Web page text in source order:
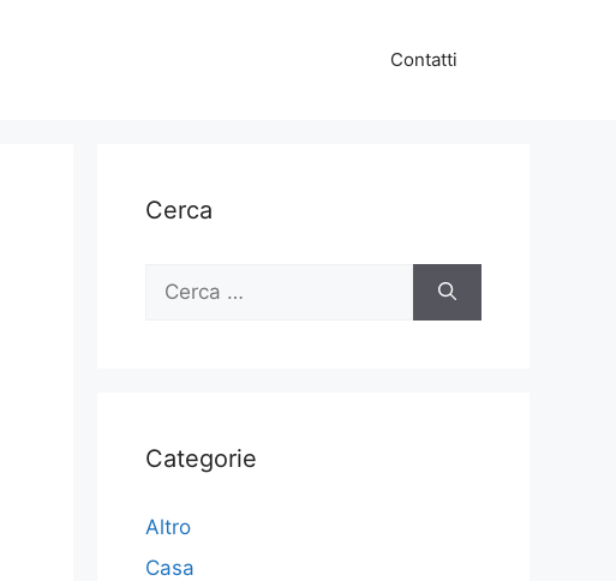
Contatti
Cerca
Ricerca
Categorie
Altro
Casa